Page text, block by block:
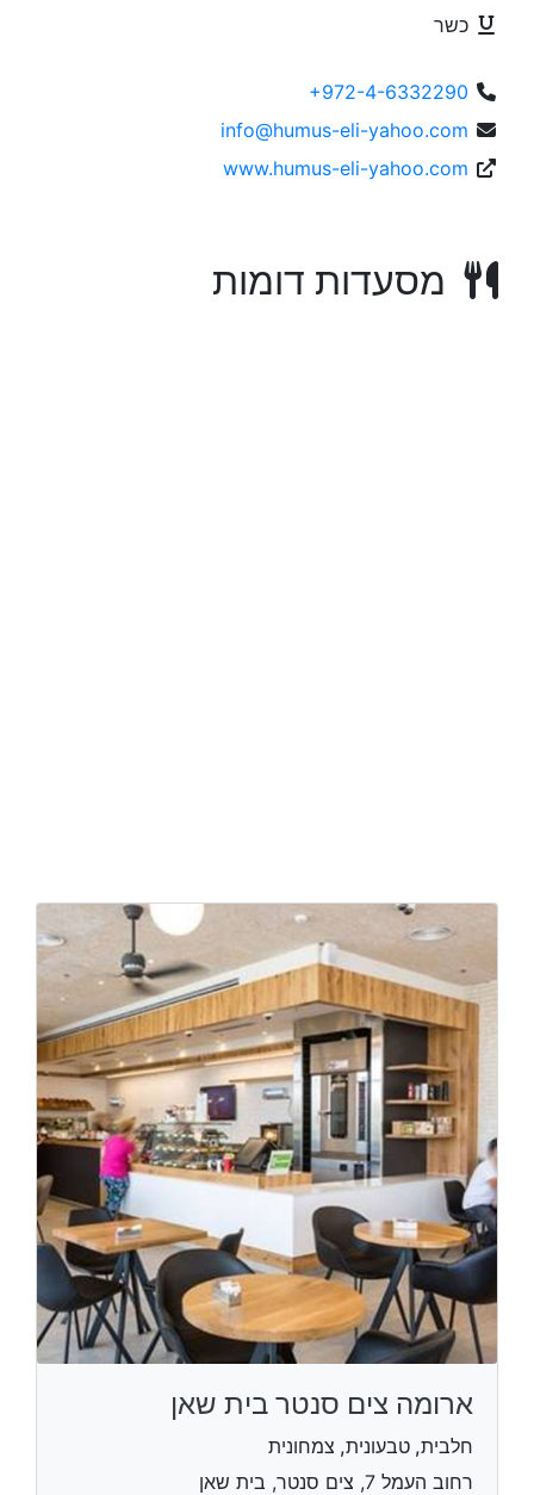
כשר
+972-4-6332290
info@humus-eli-yahoo.com
www.humus-eli-yahoo.com
מסעדות דומות
ארומה צים סנטר בית שאן
חלבית, טבעונית, צמחונית
רחוב העמל 7, צים סנטר, בית שאן